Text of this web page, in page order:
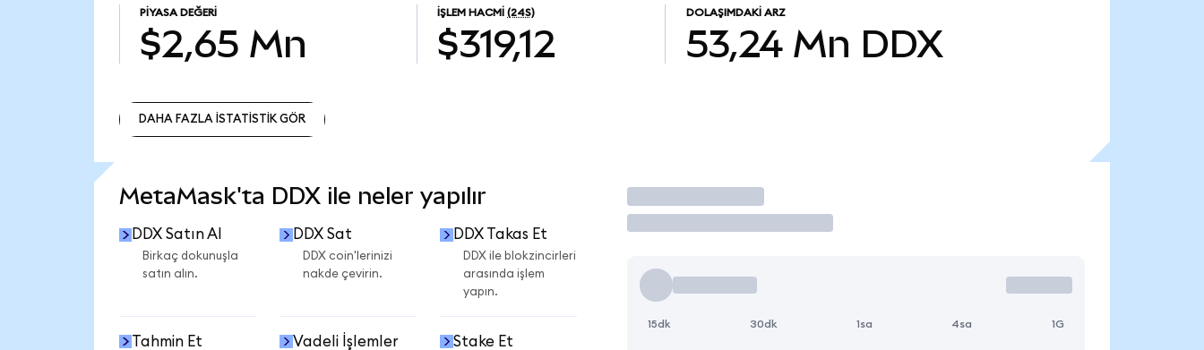
PIYASA DEĞERI
$2,65 Mn
İŞLEM HACMI (24S)
$319,12
DOLAŞIMDAKI ARZ
53,24 Mn DDX
DAHA FAZLA İSTATİSTİK GÖR
MetaMask'ta DDX ile neler yapılır
DDX Satın Al
Birkaç dokunuşla
satın alın.
DDX Sat
DDX coin'lerinizi
nakde çevirin.
DDX Takas Et
DDX ile blokzincirleri
arasında işlem
yapın.
Tahmin Et Vadeli İşlemler Stake Et
İşlem Yap
15dk 30dk 1sa 4sa 1G